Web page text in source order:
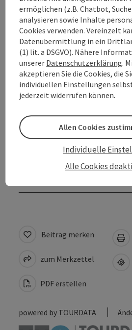
Kontakt
Öffnungszeiten
Anreise/Lage
Preise
Beitrag merken
zum Merkzettel
PDF erstellen
powered by TOURDATA
ermöglichen (z.B. Chatbot,
analysieren sowie Inhalte
Cookies verwenden. Vereinzelt
Datenübermittlung in ein
(1) lit. a DSGVO). Nähere
unserer Datenschutzerklärung.
akzeptieren Sie die Cookies, die
individuellen Einstellungen
jederzeit widerrufen können.
Alle Cookies
Individuelle
Allen Cookies